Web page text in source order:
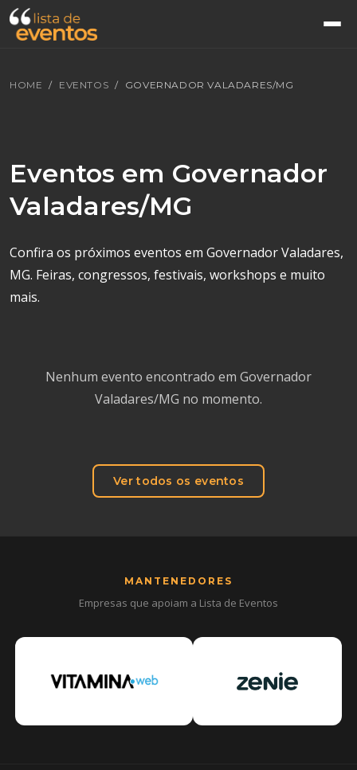
HOME EVENTOS GOVERNADOR VALADARES/MG
Eventos em Governador
Valadares/MG
Confira os próximos eventos em Governador Valadares,
MG. Feiras, congressos, festivais, workshops e muito
mais.
Nenhum evento encontrado em Governador
Valadares/MG no momento.
Ver todos os eventos
MANTENEDORES
Empresas que apoiam a Lista de Eventos